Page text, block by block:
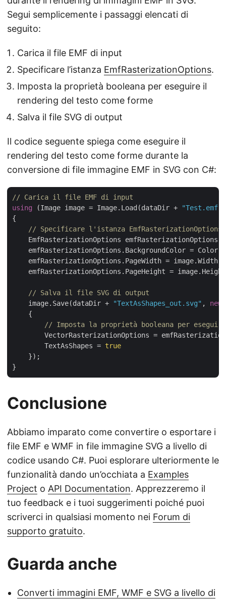
Segui semplicemente i passaggi elencati di
seguito:
Carica il file EMF di input
Specificare l’istanza EmfRasterizationOptions.
Imposta la proprietà booleana per eseguire il
rendering del testo come forme
Salva il file SVG di output
Il codice seguente spiega come eseguire il
rendering del testo come forme durante la
conversione di file immagine EMF in SVG con C#:
// Carica il file EMF di input
using (Image image = Image.Load(dataDir + "Test.emf"
{
// Specificare l'istanza EmfRasterizationOptions
EmfRasterizationOptions emfRasterizationOptions
emfRasterizationOptions.BackgroundColor =
    emfRasterizationOptions.PageWidth = image.Width;
emfRasterizationOptions.PageHeight =
// Salva il file SVG di output
    image.Save(dataDir +
"TextAsShapes_out.svg" , new
    {
// Imposta la proprietà booleana per
VectorRasterizationOptions =
        TextAsShapes =
true
    });
Conclusione
Abbiamo imparato come convertire o esportare i
file EMF e WMF in file immagine SVG a livello di
codice usando C#. Puoi esplorare ulteriormente le
funzionalità dando un’occhiata a Examples
Project o API Documentation. Apprezzeremo il
tuo feedback e i tuoi suggerimenti poiché puoi
scriverci in qualsiasi momento nei Forum di
supporto gratuito.
Guarda anche
Converti immagini EMF, WMF e SVG a livello di